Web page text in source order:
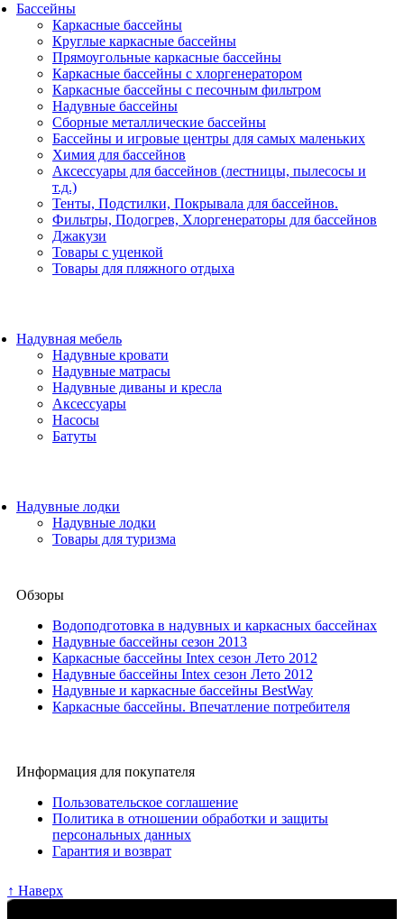
Бассейны
Каркасные бассейны
Круглые каркасные бассейны
Прямоугольные каркасные бассейны
Каркасные бассейны с хлоргенератором
Каркасные бассейны с песочным фильтром
Надувные бассейны
Сборные металлические бассейны
Бассейны и игровые центры для самых маленьких
Химия для бассейнов
Аксессуары для бассейнов (лестницы, пылесосы и
т.д.)
Тенты, Подстилки, Покрывала для бассейнов.
Фильтры, Подогрев, Хлоргенераторы для бассейнов
Джакузи
Товары с уценкой
Товары для пляжного отдыха
Надувная мебель
Надувные кровати
Надувные матрасы
Надувные диваны и кресла
Аксессуары
Насосы
Батуты
Надувные лодки
Надувные лодки
Товары для туризма
Обзоры
Водоподготовка в надувных и каркасных бассейнах
Надувные бассейны сезон 2013
Каркасные бассейны Intex сезон Лето 2012
Надувные бассейны Intex сезон Лето 2012
Надувные и каркасные бассейны BestWay
Каркасные бассейны. Впечатление потребителя
Информация для покупателя
Пользовательское соглашение
Политика в отношении обработки и защиты
персональных данных
Гарантия и возврат
↑ Наверх